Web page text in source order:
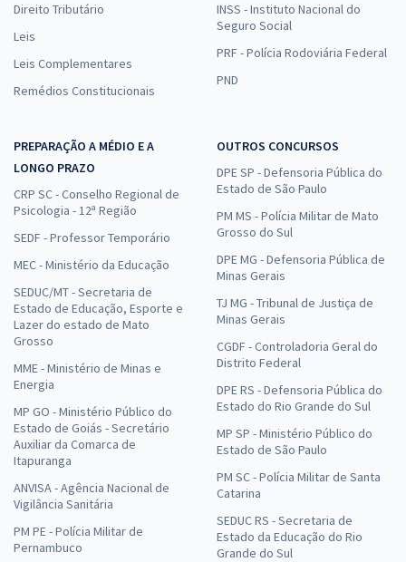
Direito Tributário
Leis
Leis Complementares
Remédios Constitucionais
INSS - Instituto Nacional do
Seguro Social
PRF - Polícia Rodoviária Federal
PND
PREPARAÇÃO A MÉDIO E A
LONGO PRAZO
CRP SC - Conselho Regional de
Psicologia - 12ª Região
SEDF - Professor Temporário
MEC - Ministério da Educação
SEDUC/MT - Secretaria de
Estado de Educação, Esporte e
Lazer do estado de Mato
Grosso
MME - Ministério de Minas e
Energia
MP GO - Ministério Público do
Estado de Goiás - Secretário
Auxiliar da Comarca de
Itapuranga
ANVISA - Agência Nacional de
Vigilância Sanitária
PM PE - Polícia Militar de
Pernambuco
OUTROS CONCURSOS
DPE SP - Defensoria Pública do
Estado de São Paulo
PM MS - Polícia Militar de Mato
Grosso do Sul
DPE MG - Defensoria Pública de
Minas Gerais
TJ MG - Tribunal de Justiça de
Minas Gerais
CGDF - Controladoria Geral do
Distrito Federal
DPE RS - Defensoria Pública do
Estado do Rio Grande do Sul
MP SP - Ministério Público do
Estado de São Paulo
PM SC - Polícia Militar de Santa
Catarina
SEDUC RS - Secretaria de
Estado da Educação do Rio
Grande do Sul